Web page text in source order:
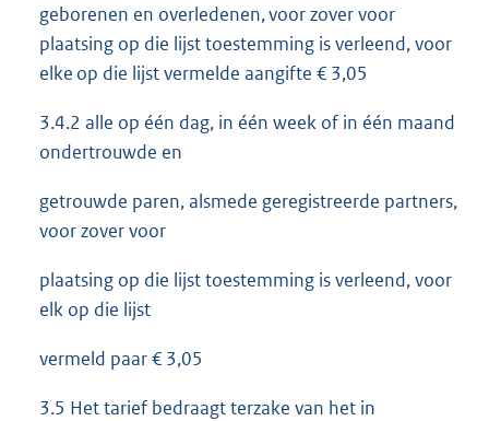
geborenen en overledenen, voor zover voor
plaatsing op die lijst toestemming is verleend, voor
elke op die lijst vermelde aangifte € 3,05
3.4.2 alle op één dag, in één week of in één maand
ondertrouwde en
getrouwde paren, alsmede geregistreerde partners,
voor zover voor
plaatsing op die lijst toestemming is verleend, voor
elk op die lijst
vermeld paar € 3,05
3.5 Het tarief bedraagt terzake van het in